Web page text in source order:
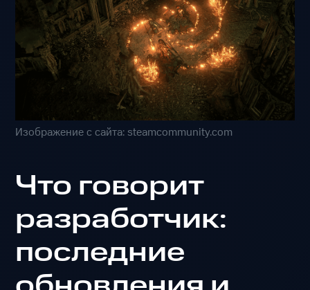
Изображение с сайта: steamcommunity.com
Что говорит
разработчик:
последние